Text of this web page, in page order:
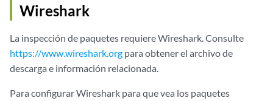
Wireshark
La inspección de paquetes requiere Wireshark. Consulte
https://www.wireshark.org para obtener el archivo de
descarga e información relacionada.
Para configurar Wireshark para que vea los paquetes